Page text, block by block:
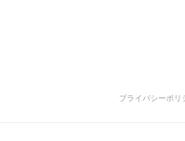
プライバシーポリ